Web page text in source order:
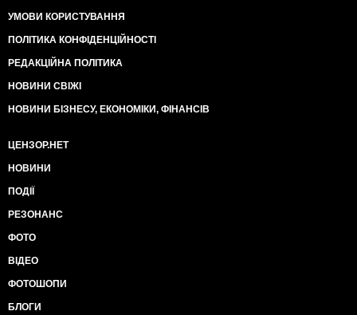
УМОВИ КОРИСТУВАННЯ
ПОЛІТИКА КОНФІДЕНЦІЙНОСТІ
РЕДАКЦІЙНА ПОЛІТИКА
НОВИНИ СВІЖІ
НОВИНИ БІЗНЕСУ, ЕКОНОМІКИ, ФІНАНСІВ
ЦЕНЗОР.НЕТ
НОВИНИ
ПОДІЇ
РЕЗОНАНС
ФОТО
ВІДЕО
ФОТОШОПИ
БЛОГИ